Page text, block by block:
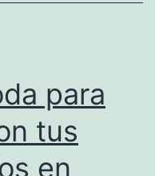
para
tus
en